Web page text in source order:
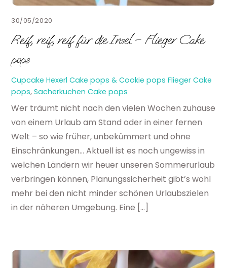
30/05/2020
Reif, reif, reif für die Insel – Flieger Cake
pops
Cupcake Hexerl Cake pops & Cookie pops Flieger Cake
pops,Sacherkuchen Cake pops
Wer träumt nicht nach den vielen Wochen zuhause
von einem Urlaub am Stand oder in einer fernen
Welt – so wie früher, unbekümmert und ohne
Einschränkungen… Aktuell ist es noch ungewiss in
welchen Ländern wir heuer unseren Sommerurlaub
verbringen können, Planungssicherheit gibt’s wohl
mehr bei den nicht minder schönen Urlaubszielen
in der näheren Umgebung. Eine […]